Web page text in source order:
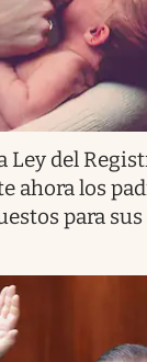
Ley del
ahora los
para